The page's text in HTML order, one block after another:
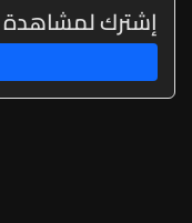
إشترك لمشاهدة